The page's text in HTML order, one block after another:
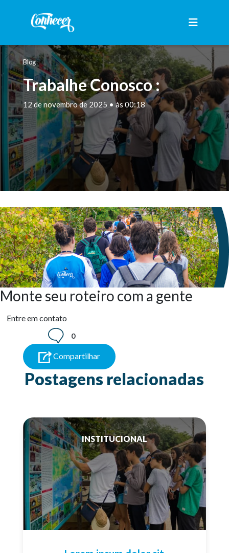
Blog
Trabalhe Conosco :
12 de novembro de 2025 • às 00:18
Monte seu roteiro com a gente
Entre em contato
0
Compartilhar
Postagens relacionadas
INSTITUCIONAL